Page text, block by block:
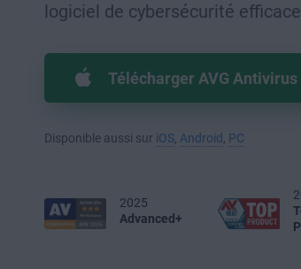
logiciel de cybersécurité
Télécharger AVG
Disponible aussi sur iOS Android PC
2025
Advanced+